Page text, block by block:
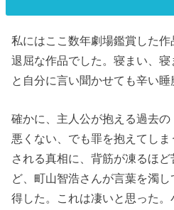
私にはここ数年劇場鑑賞した
退屈な作品でした。寝まい、
と自分に言い聞かせても辛い睡
確かに、主人公が抱える過去
悪くない、でも罪を抱えてし
される真相に、背筋が凍るほ
ど、町山智浩さんが言葉を濁
得した。これは凄いと思った。